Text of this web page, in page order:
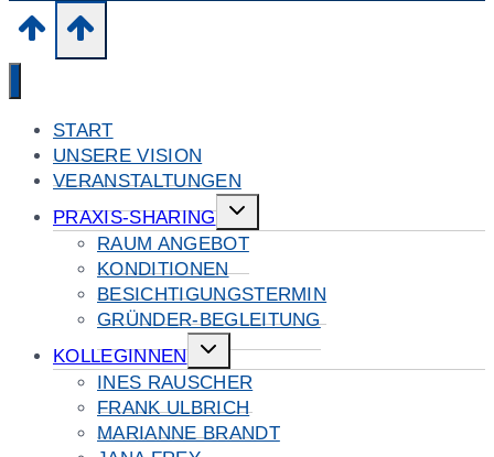
START
UNSERE VISION
VERANSTALTUNGEN
PRAXIS-SHARING
Untermenü
umschalten
RAUM ANGEBOT
KONDITIONEN
BESICHTIGUNGSTERMIN
GRÜNDER-BEGLEITUNG
KOLLEGINNEN
Untermenü
umschalten
INES RAUSCHER
FRANK ULBRICH
MARIANNE BRANDT